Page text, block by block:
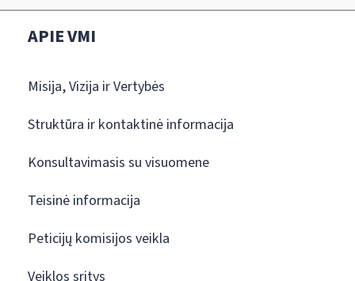
APIE VMI
Misija, Vizija ir Vertybės
Struktūra ir kontaktinė informacija
Konsultavimasis su visuomene
Teisinė informacija
Peticijų komisijos veikla
Veiklos sritys